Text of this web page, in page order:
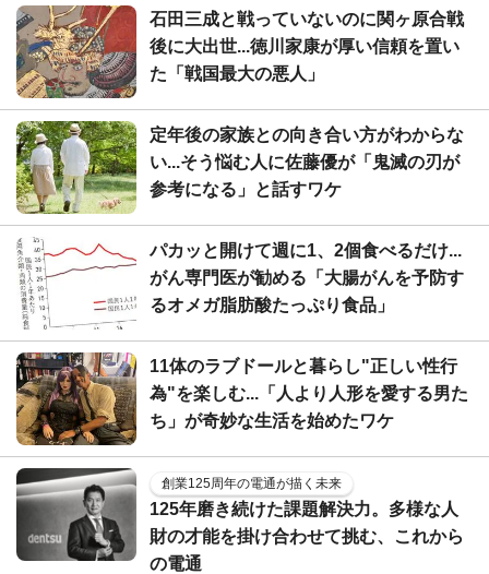
石田三成と戦っていないのに関ヶ原合戦
後に大出世...徳川家康が厚い信頼を置い
た「戦国最大の悪人」
定年後の家族との向き合い方がわからな
い...そう悩む人に佐藤優が「鬼滅の刃が
参考になる」と話すワケ
パカッと開けて週に1、2個食べるだけ...
がん専門医が勧める「大腸がんを予防す
るオメガ脂肪酸たっぷり食品」
11体のラブドールと暮らし"正しい性行
為"を楽しむ...「人より人形を愛する男た
ち」が奇妙な生活を始めたワケ
創業125周年の電通が描く未来
125年磨き続けた課題解決力。多様な人
財の才能を掛け合わせて挑む、これから
の電通